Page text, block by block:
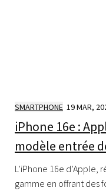
SMARTPHONE 19 MAR,
iPhone 16e :
modèle entrée
L’iPhone 16e
gamme en offrant des